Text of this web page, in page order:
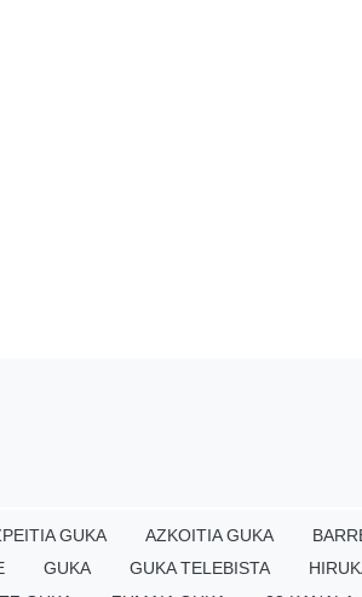
GUKA AZKOITIA GUKA
GUKA GUKA TELEBISTA